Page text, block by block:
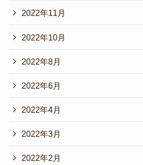
2022年11月
2022年10月
2022年8月
2022年6月
2022年4月
2022年3月
2022年2月